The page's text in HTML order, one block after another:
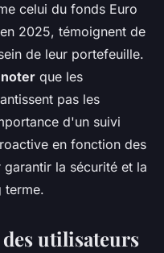
celui du fonds Euro
2025, témoignent de
de leur portefeuille.
que les
pas les
d'un suivi
en fonction des
la sécurité et la
terme.
utilisateurs